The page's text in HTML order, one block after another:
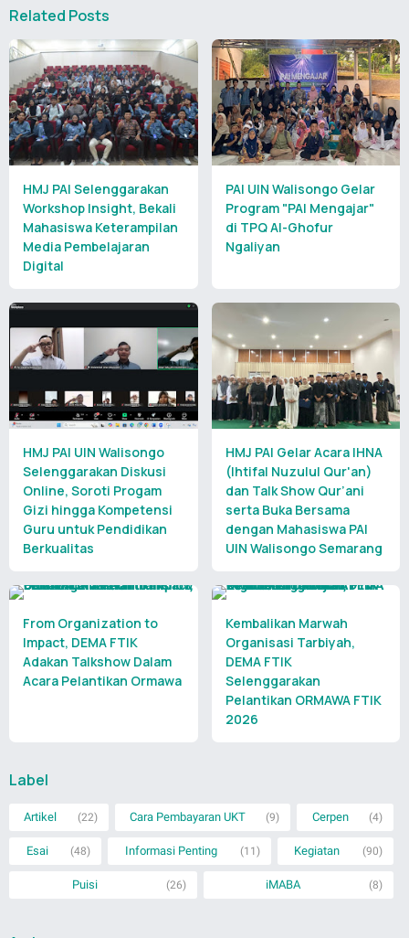
Related Posts
HMJ PAI Selenggarakan
Workshop Insight, Bekali
Mahasiswa Keterampilan
Media Pembelajaran
Digital
PAI UIN Walisongo Gelar
Program "PAI Mengajar"
di TPQ Al-Ghofur
Ngaliyan
HMJ PAI UIN Walisongo
Selenggarakan Diskusi
Online, Soroti Progam
Gizi hingga Kompetensi
Guru untuk Pendidikan
Berkualitas
HMJ PAI Gelar Acara IHNA
(Ihtifal Nuzulul Qur'an)
dan Talk Show Qur’ani
serta Buka Bersama
dengan Mahasiswa PAI
UIN Walisongo Semarang
From Organization to
Impact, DEMA FTIK
Adakan Talkshow Dalam
Acara Pelantikan Ormawa
Kembalikan Marwah
Organisasi Tarbiyah,
DEMA FTIK
Selenggarakan
Pelantikan ORMAWA FTIK
2026
Label
Artikel (22) Cara Pembayaran UKT (9) Cerpen (4)
Esai (48) Informasi Penting (11) Kegiatan (90)
Puisi (26) iMABA (8)